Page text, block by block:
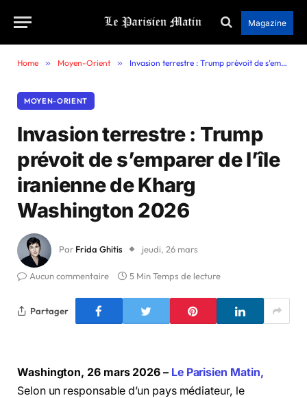
Magazine
Home » Moyen-Orient » Invasion terrestre : Trump prévoit de s’emparer de l’île iranienne de Kharg Washington 2026
MOYEN-ORIENT
Invasion terrestre : Trump
prévoit de s’emparer de l’île
iranienne de Kharg
Washington 2026
Par Frida Ghitis jeudi, 26 mars
Aucun commentaire 5 Min Temps de lecture
Partager
Washington, 26 mars 2026 – Le Parisien Matin,
Selon un responsable d’un pays médiateur, le